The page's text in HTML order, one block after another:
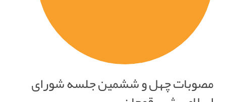
مصوبات چهل و ششمین جلسه شورای